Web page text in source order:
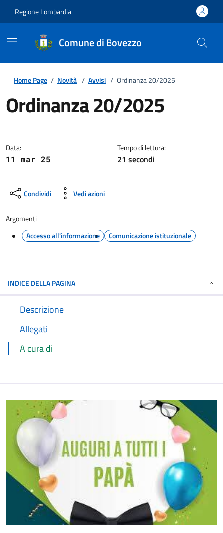
Regione Lombardia
Comune di Bovezzo
Home Page / Novità / Avvisi / Ordinanza 20/2025
Ordinanza 20/2025
Data:
11 mar 25
Tempo di lettura:
21 secondi
Condividi Vedi azioni
Argomenti
Accesso all'informazione
Comunicazione istituzionale
INDICE DELLA PAGINA
Descrizione
Allegati
A cura di